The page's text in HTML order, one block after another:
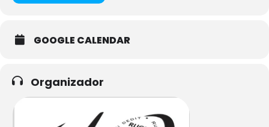
GOOGLE CALENDAR
Organizador